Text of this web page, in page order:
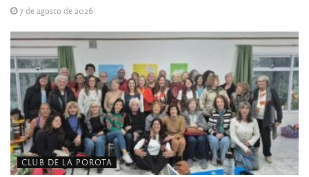
7 de agosto de 2026
CLUB DE LA POROTA